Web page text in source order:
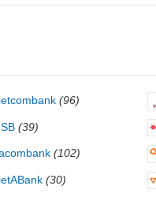
(96)
(39)
(102)
(30)